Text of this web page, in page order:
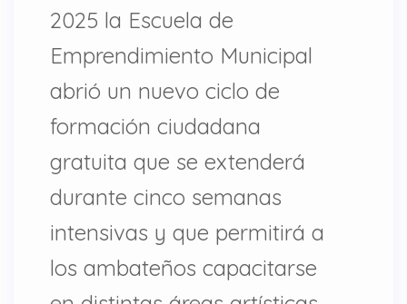
2025 la Escuela de
Emprendimiento Municipal
abrió un nuevo ciclo de
formación ciudadana
gratuita que se extenderá
durante cinco semanas
intensivas y que permitirá a
los ambateños capacitarse